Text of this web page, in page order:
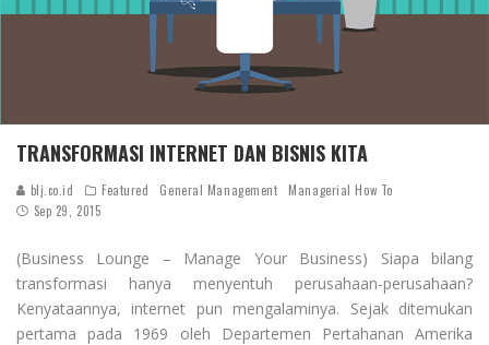
TRANSFORMASI INTERNET DAN BISNIS KITA
blj.co.id Featured General Management
Managerial How To
Sep 29, 2015
(Business Lounge – Manage Your Business) Siapa bilang
transformasi hanya menyentuh perusahaan-perusahaan?
Kenyataannya, internet pun mengalaminya. Sejak ditemukan
pertama pada 1969 oleh Departemen Pertahanan Amerika